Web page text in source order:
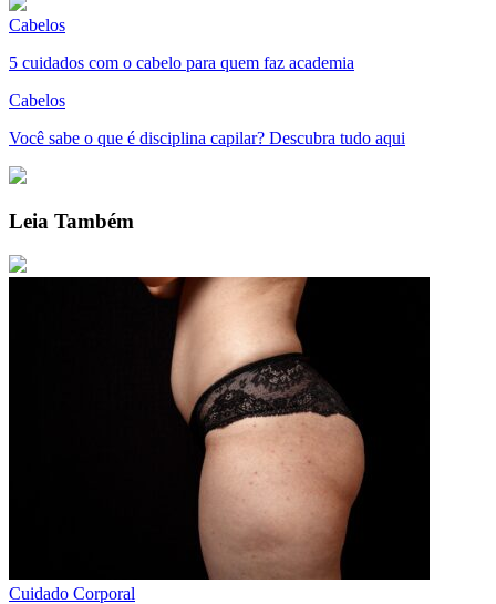
Compartilhar
Cabelos
5 cuidados com o cabelo para quem faz academia
Cabelos
Você sabe o que é disciplina capilar? Descubra tudo aqui
Leia Também
Cuidado Corporal